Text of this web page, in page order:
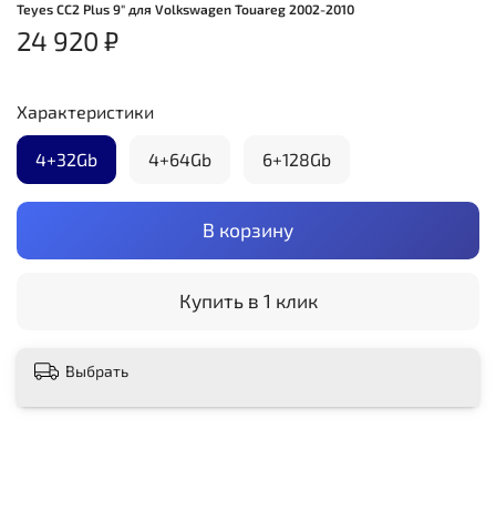
Teyes CC2 Plus 9" для Volkswagen Touareg 2002-2010
24 920 ₽
В корзину
Купить в 1 клик
Характеристики
4+32Gb 4+64Gb 6+128Gb
Выбрать